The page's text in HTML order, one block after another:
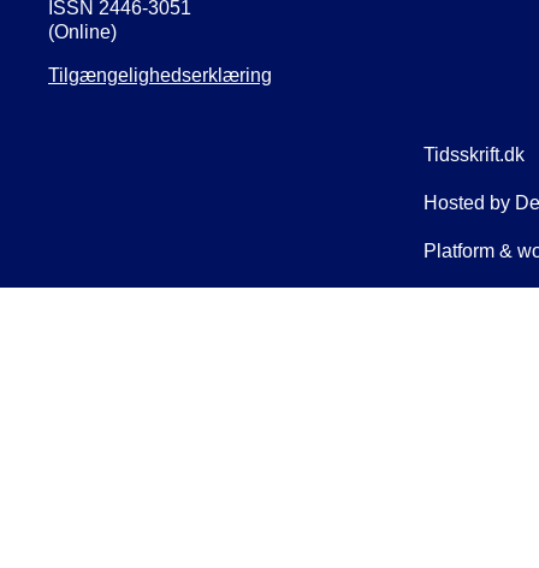
ISSN 2446-3051
(Online)
Tilgængelighedserklæring